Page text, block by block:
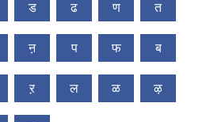
ड ढ ण त
ऩ प फ ब
ऱ ल ळ ऴ